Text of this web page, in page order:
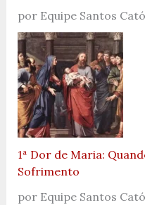
por Equipe Santos
1ª Dor de Maria:
Sofrimento
por Equipe Santos